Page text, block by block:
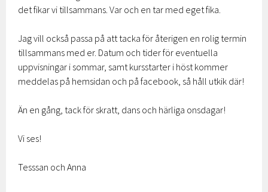
det fikar vi tillsammans. Var och en tar med eget fika.
Jag vill också passa på att tacka för återigen en rolig termin
tillsammans med er. Datum och tider för eventuella
uppvisningar i sommar, samt kursstarter i höst kommer
meddelas på hemsidan och på facebook, så håll utkik där!
Än en gång, tack för skratt, dans och härliga onsdagar!
Vi ses!
Tesssan och Anna